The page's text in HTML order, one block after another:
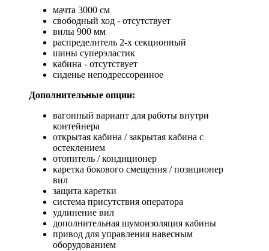
мачта 3000 см
свободный ход - отсутствует
вилы 900 мм
распределитель 2-х секционный
шины суперэластик
кабина - отсутствует
сиденье неподрессоренное
Дополнительные опции:
вагонный вариант для работы внутри
контейнера
открытая кабина / закрытая кабина с
остеклением
отопитель / кондиционер
каретка бокового смещения / позиционер
вил
защита каретки
система присутствия оператора
удлинение вил
дополнительная шумоизоляция кабины
привод для управления навесным
оборудованием